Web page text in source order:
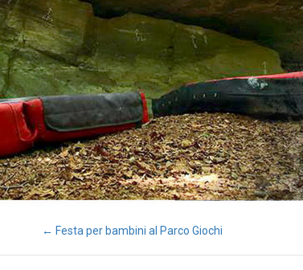
← Festa per bambini al Parco Giochi